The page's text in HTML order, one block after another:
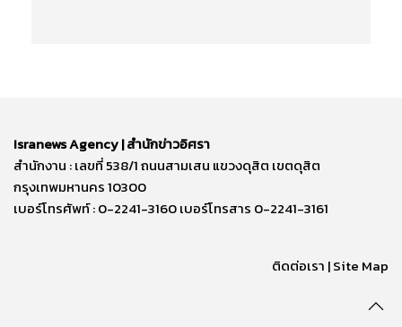
Isranews Agency | สำนักข่าวอิศรา
สำนักงาน : เลขที่ 538/1 ถนนสามเสน แขวงดุสิต เขตดุสิต
กรุงเทพมหานคร 10300
เบอร์โทรศัพท์ : 0-2241-3160 เบอร์โทรสาร 0-2241-3161
ติดต่อเรา | Site Map